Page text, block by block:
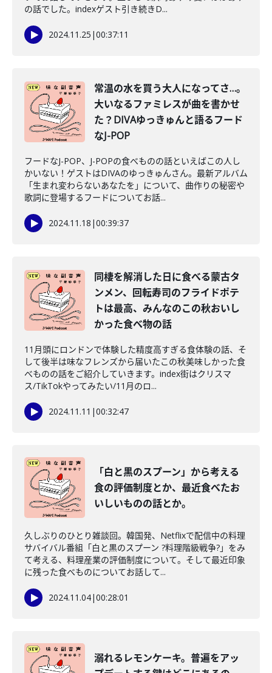
の話でした。indexゲスト引き続きD...
2024.11.25 |00:37:11
常温の水を買う大人になってさ…。
大いなるファミレスが曲を書かせ
た？DIVAゆっきゅんと語るフード
なJ-POP
フードなJ-POP、J-POPの食べものの話といえばこの人し
かいない！ゲストはDIVAのゆっきゅんさん。最新アルバム
「生まれ変わらないあなたを」について、曲作りの秘密や
歌詞に登場するフードについてお話...
2024.11.18 |00:39:37
同棲を解消した日に食べる蒙古タ
ンメン、回転寿司のフライドポテ
トは最高、みんなのこの秋おいし
かった食べ物の話
11月頭にロンドンで体験した精度高すぎる食体験の話、そ
して後半は味なフレンズから届いたこの秋美味しかった食
べものの話をご紹介していきます。index街はクリスマ
ス/TikTokやってみたい/11月のロ...
2024.11.11 |00:32:47
「白と黒のスプーン」から考える
食の評価制度とか、最近食べたお
いしいものの話とか。
久しぶりのひとり雑談回。韓国発、Netflixで配信中の料理
サバイバル番組「白と黒のスプーン ?料理階級戦争?」をみ
て考える、料理産業の評価制度について。そして最近印象
に残った食べものについてお話して...
2024.11.04|00:28:01
溺れるレモンケーキ。普遍をアッ